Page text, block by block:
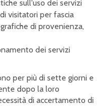
sull'uso dei servizi
visitatori per fascia
di provenienza,
dei servizi
per più di sette giorni e
dopo la loro
di accertamento di